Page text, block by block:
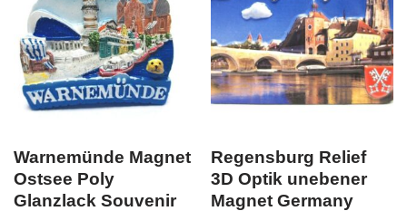
Warnemünde Magnet
Ostsee Poly
Glanzlack Souvenir
Regensburg Relief
3D Optik unebener
Magnet Germany